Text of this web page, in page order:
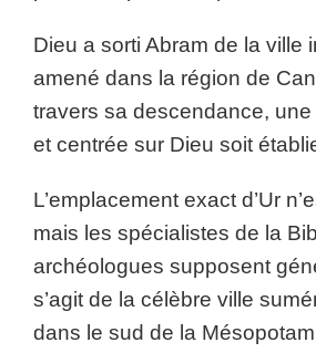
Dieu a sorti Abram de la ville
amené dans la région de
travers sa descendance,
et centrée sur Dieu soit
L’emplacement exact d’Ur
mais les spécialistes de la
archéologues supposent
s’agit de la célèbre ville
dans le sud de la